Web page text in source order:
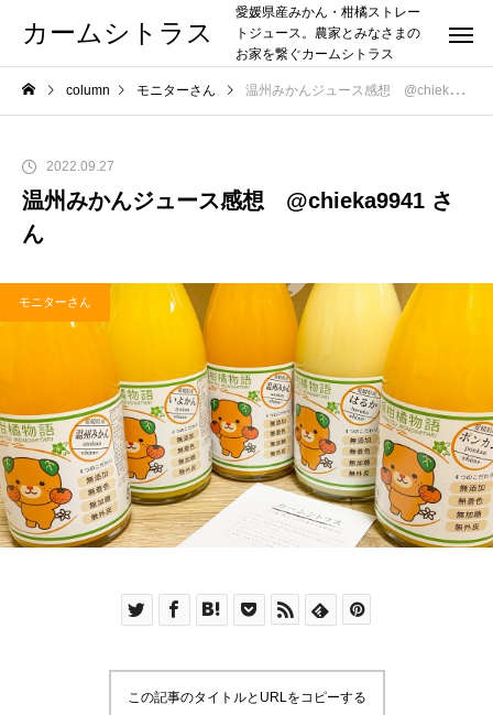
カームシトラス
愛媛県産みかん・柑橘ストレー
トジュース。農家とみなさまの
お家を繋ぐカームシトラス
column モニターさん 温州みかんジュース感想 @chieka9941 さん
2022.09.27
温州みかんジュース感想 @chieka9941 さ
ん
モニターさん
この記事のタイトルとURLをコピーする